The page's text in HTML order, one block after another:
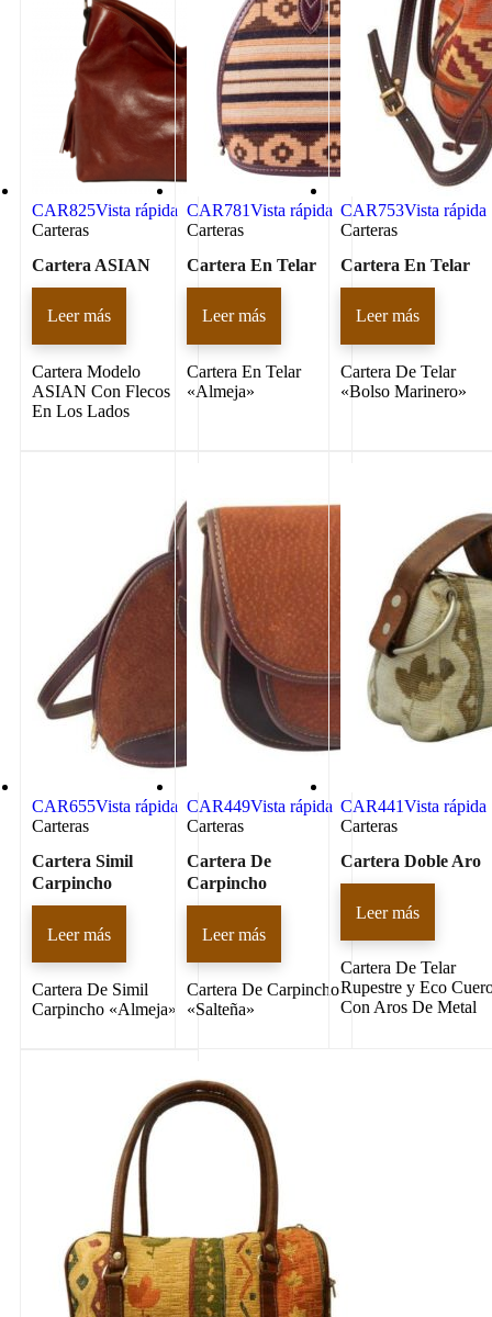
CAR825Vista rápida
Carteras
Cartera ASIAN
Leer más
Cartera Modelo
ASIAN Con Flecos
En Los Lados
CAR781Vista rápida
Carteras
Cartera En Telar
Leer más
Cartera En Telar
«Almeja»
CAR753Vista rápida
Carteras
Cartera En Telar
Leer más
Cartera De Telar
«Bolso Marinero»
CAR655Vista rápida
Carteras
Cartera Simil
Carpincho
Leer más
Cartera De Simil
Carpincho «Almeja»
CAR449Vista rápida
Carteras
Cartera De
Carpincho
Leer más
Cartera De Carpincho
«Salteña»
CAR441Vista rápida
Carteras
Cartera Doble Aro
Leer más
Cartera De Telar
Rupestre y Eco
Con Aros De Metal